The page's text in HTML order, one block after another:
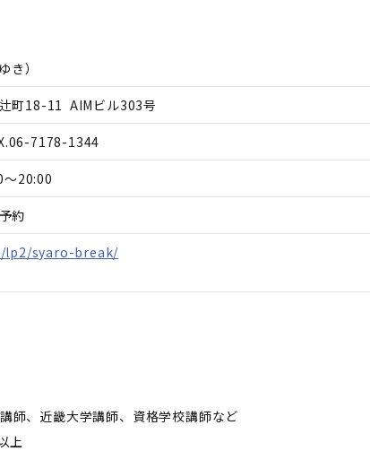
き）
町18-11 AIMビル303号
06-7178-1344
～20:00
約
lp2/syaro-break/
師、近畿大学講師、資格学校講師など
上